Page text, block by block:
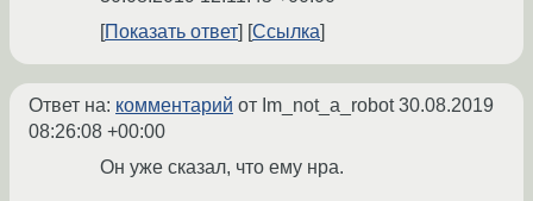
Показать ответ
Ссылка
Ответ на: комментарий от Im_not_a_robot30.08.2019
08:26:08 +00:00
Он уже сказал, что ему нра.